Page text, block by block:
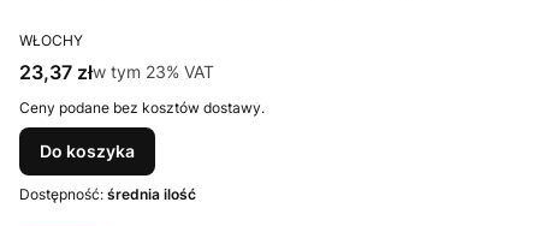
PRODUCENT
WŁOCHY
Cena brutto
23,37 złw tym %s VAT
w tym 23% VAT
Ceny podane bez kosztów dostawy.
Do koszyka
Dostępność: średnia ilość